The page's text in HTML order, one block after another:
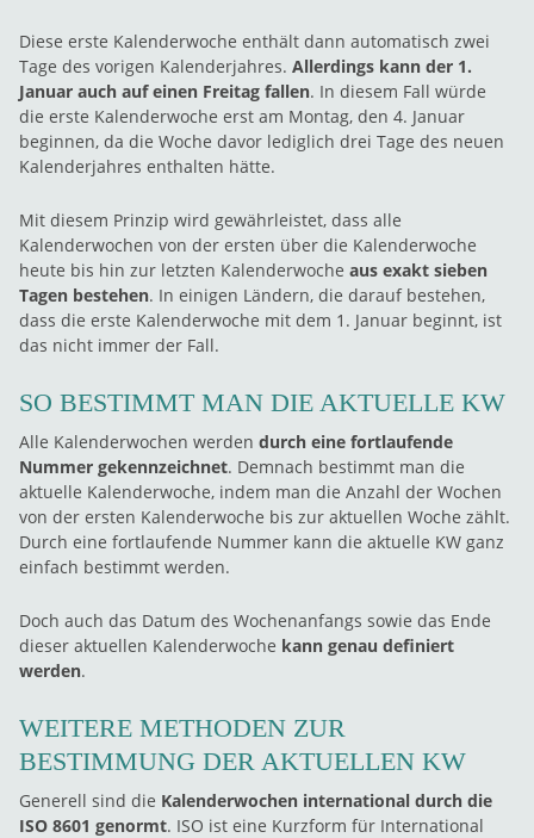
Diese erste Kalenderwoche enthält dann automatisch zwei
Tage des vorigen Kalenderjahres. Allerdings kann der 1.
Januar auch auf einen Freitag fallen. In diesem Fall würde
die erste Kalenderwoche erst am Montag, den 4. Januar
beginnen, da die Woche davor lediglich drei Tage des neuen
Kalenderjahres enthalten hätte.
Mit diesem Prinzip wird gewährleistet, dass alle
Kalenderwochen von der ersten über die Kalenderwoche
heute bis hin zur letzten Kalenderwoche aus exakt sieben
Tagen bestehen. In einigen Ländern, die darauf bestehen,
dass die erste Kalenderwoche mit dem 1. Januar beginnt, ist
das nicht immer der Fall.
SO BESTIMMT MAN DIE AKTUELLE KW
Alle Kalenderwochen werden durch eine fortlaufende
Nummer gekennzeichnet. Demnach bestimmt man die
aktuelle Kalenderwoche, indem man die Anzahl der Wochen
von der ersten Kalenderwoche bis zur aktuellen Woche zählt.
Durch eine fortlaufende Nummer kann die aktuelle KW ganz
einfach bestimmt werden.
Doch auch das Datum des Wochenanfangs sowie das Ende
dieser aktuellen Kalenderwoche kann genau definiert
werden.
WEITERE METHODEN ZUR
BESTIMMUNG DER AKTUELLEN KW
Generell sind die Kalenderwochen international durch die
ISO 8601 genormt. ISO ist eine Kurzform für International